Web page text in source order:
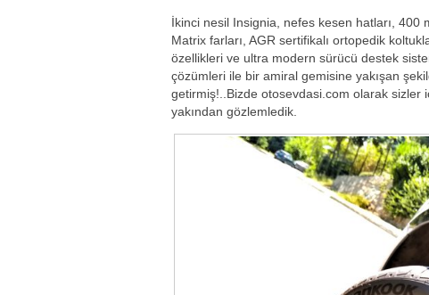
İkinci nesil Insignia, nefes kesen hatları,
Matrix farları, AGR sertifikalı ortopedik
özellikleri ve ultra modern sürücü destek
çözümleri ile bir amiral gemisine yakışan
getirmiş!..Bizde otosevdasi.com olarak sizler
yakından gözlemledik.